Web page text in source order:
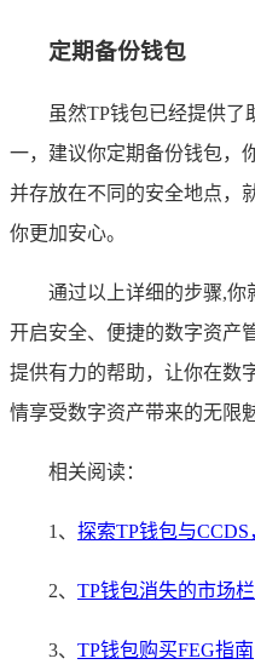
定期备份钱包
虽然TP钱包已经提供了
一，建议你定期备份钱包，
并存放在不同的安全地点，
你更加安心。
通过以上详细的步骤,你
开启安全、便捷的数字资产
提供有力的帮助，让你在数
情享受数字资产带来的无限
相关阅读：
1、 探索TP钱包与
2、 TP钱包消失的市场
3、 TP钱包购买FEG指南